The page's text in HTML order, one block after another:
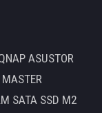
ASUSTOR
MASTER
SATA SSD M2